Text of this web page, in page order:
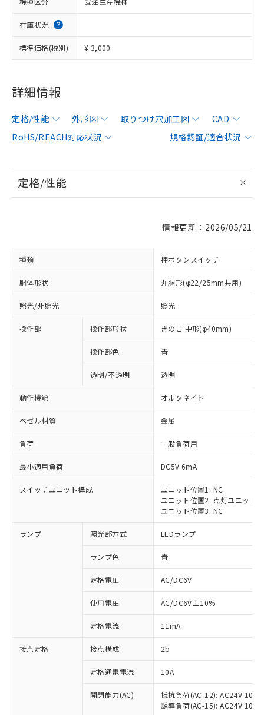
在庫状況
標準価格(税別) ¥ 3,000
詳細情報
定格/性能 外形図 取りつけ穴加工図
CAD
RoHS/REACH対応状況
規格認証/適合状況
定格/性能
情報更新：2026/05/21
種類 押ボタンスイッチ
胴体形状 丸胴形(φ22/25mm共用)
照光/非照光 照光
操作部 操作部形状 きのこ 中形(φ40mm)
操作部色 青
透明/不透明 透明
動作機能 オルタネイト
ベゼル材質 金属
負荷 一般負荷用
最小適用負荷 DC5V 6mA
スイッチユニット構成
ユニット位置1: NC
ユニット位置2: 点灯ユニット
ユニット位置3: NC
ランプ 照光部方式 LEDランプ
ランプ色 青
定格電圧 AC/DC6V
使用電圧 AC/DC6V±10%
定格電流 11mA
接点定格 接点構成 2b
定格通電電流 10A
開閉能力(AC)
抵抗負荷(AC-12): AC24V 10A/
誘導負荷(AC-15): AC24V
ご利用条件
以下の条件をお読みいただき、同意のうえ
ご利用ください。
本サービスは、当社制御機器事業取扱
商品の当社在庫状況および標準価格
(税抜)を提供させていただくもので
当社制御機器事業取扱商品の中には、
対応済み：EU RoHS指令（10物質）の
非含有に対応した製品が提供可能な商品で
対応予定：EU RoHS指令（10物質）の非含
有に対応した製品に切り替える予定のある
対応予定なし：EU RoHS指令（10物質）の
非含有に非対応の商品で、対応品を出す予
調査・確認中：EU RoHS指令（10物質）の
非含有の対応状況を調査中または確認中の
非該当品：ライセンス料など無形物で、有
害物質有無と関係のない商品です。
仕入先様の事情により、非含有部品として
「○」：最大均質材料含有率が中国RoHSの
基準値以下であることを示します。
「×」：最大均質材料含有率が中国RoHSの